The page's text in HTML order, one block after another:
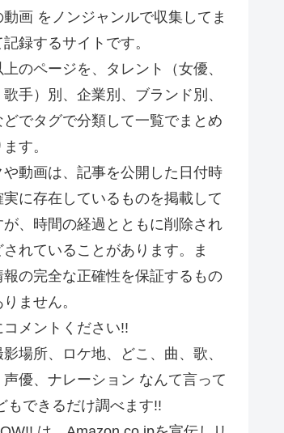
動画 をノンジャンルで収集してま
記録するサイトです。
のページを、タレント（女優、
手）別、企業別、ブランド別、
どでタグで分類して一覧でまとめ
す。
や動画は、記事を公開した日付時
実に存在しているものを掲載して
が、時間の経過とともに削除され
されていることがあります。ま
報の完全な正確性を保証するもの
ません。
コメントください!!
場所、ロケ地、どこ、曲、歌、
声優、ナレーション なんて言って
もできるだけ調べます!!